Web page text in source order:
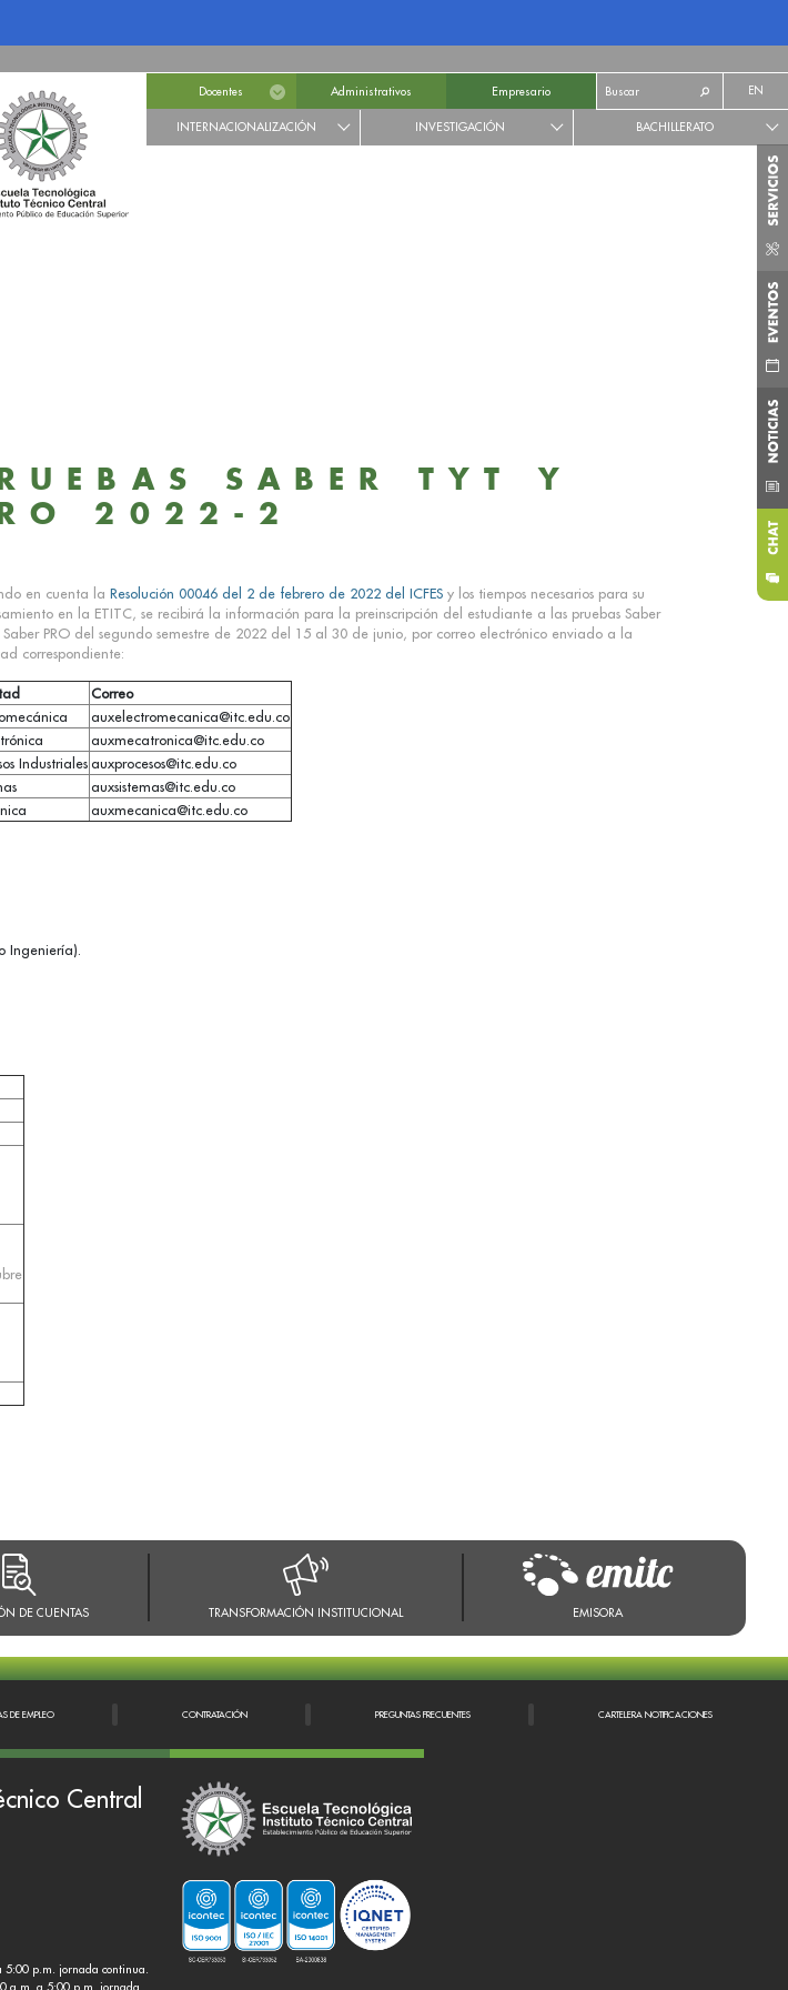
Docentes Administrativos Empresario EN
INTERNACIONALIZACIÓN INVESTIGACIÓN BACHILLERATO
DE CUENTAS TRANSFORMACIÓN INSTITUCIONAL EMISORA
SABER TYT Y
2022-2
en cuenta la Resolución 00046 del 2 de febrero de 2022 del ICFESy los tiempos necesarios para su
en la ETITC, se recibirá la información para la preinscripción del estudiante a las pruebas Saber
Saber PRO del segundo semestre de 2022 del 15 al 30 de junio, por correo electrónico enviado a la
correspondiente:
Correo
auxelectromecanica@itc.edu.co
auxmecatronica@itc.edu.co
Industriales auxprocesos@itc.edu.co
auxsistemas@itc.edu.co
auxmecanica@itc.edu.co
Ingeniería).
DE EMPLEO CONTRATACIÓN PREGUNTAS FRECUENTES CARTELERA NOTIFICACIONES
Central
5:00 p.m. jornada continua.